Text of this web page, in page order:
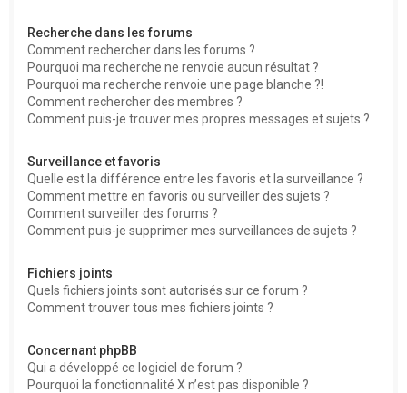
Recherche dans les forums
Comment rechercher dans les forums ?
Pourquoi ma recherche ne renvoie aucun résultat ?
Pourquoi ma recherche renvoie une page blanche ?!
Comment rechercher des membres ?
Comment puis-je trouver mes propres messages et sujets ?
Surveillance et favoris
Quelle est la différence entre les favoris et la surveillance ?
Comment mettre en favoris ou surveiller des sujets ?
Comment surveiller des forums ?
Comment puis-je supprimer mes surveillances de sujets ?
Fichiers joints
Quels fichiers joints sont autorisés sur ce forum ?
Comment trouver tous mes fichiers joints ?
Concernant phpBB
Qui a développé ce logiciel de forum ?
Pourquoi la fonctionnalité X n’est pas disponible ?